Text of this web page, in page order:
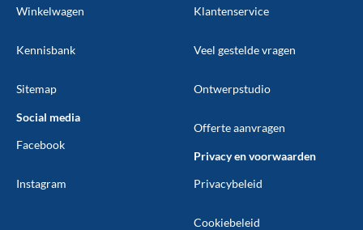
Winkelwagen
Kennisbank
Sitemap
Social media
Facebook
Instagram
Klantenservice
Veel gestelde vragen
Ontwerpstudio
Offerte aanvragen
Privacy en voorwaarden
Privacybeleid
Cookiebeleid